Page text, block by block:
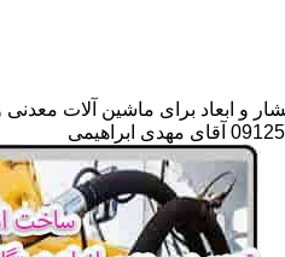
و ابعاد برای ماشین آلات